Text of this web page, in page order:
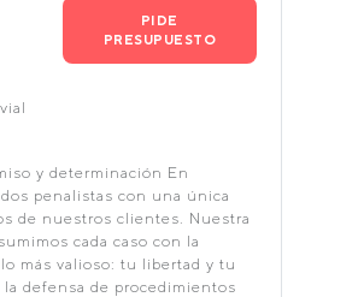
PIDE
PRESUPUESTO
y determinación En
penalistas con una única
de nuestros clientes. Nuestra
cada caso con la
más valioso: tu libertad y tu
defensa de procedimientos